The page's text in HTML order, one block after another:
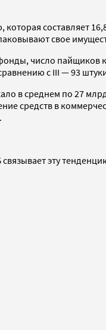
составляет
свое
число пайщиков
с III — 93
в среднем по 27
средств в
эту